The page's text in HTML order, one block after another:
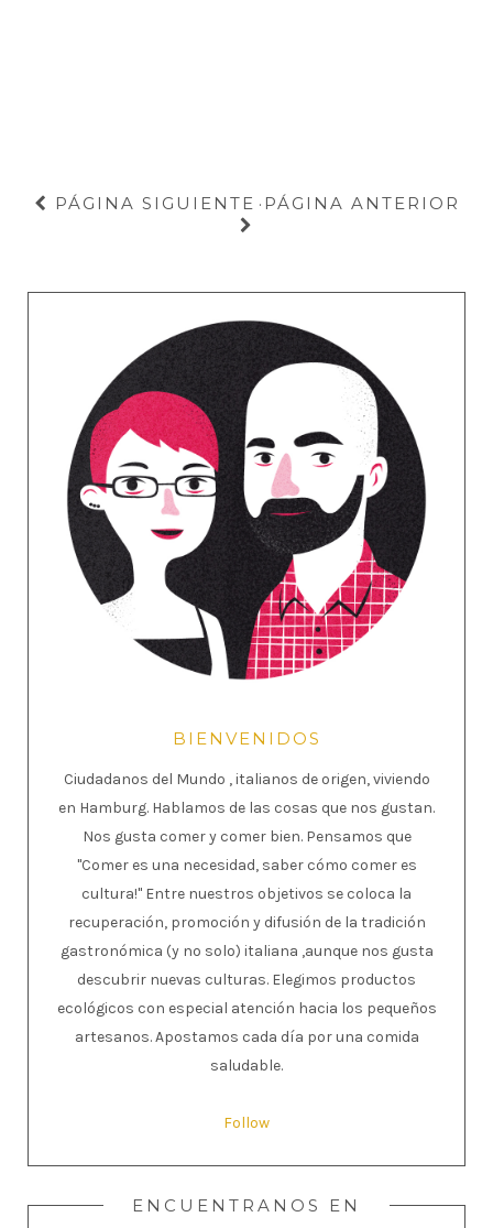
PÁGINA SIGUIENTE · PÁGINA ANTERIOR
BIENVENIDOS
Ciudadanos del Mundo , italianos de origen, viviendo
en Hamburg. Hablamos de las cosas que nos gustan.
Nos gusta comer y comer bien. Pensamos que
"Comer es una necesidad, saber cómo comer es
cultura!" Entre nuestros objetivos se coloca la
recuperación, promoción y difusión de la tradición
gastronómica (y no solo) italiana ,aunque nos gusta
descubrir nuevas culturas. Elegimos productos
ecológicos con especial atención hacia los pequeños
artesanos. Apostamos cada día por una comida
saludable.
Follow
ENCUENTRANOS EN